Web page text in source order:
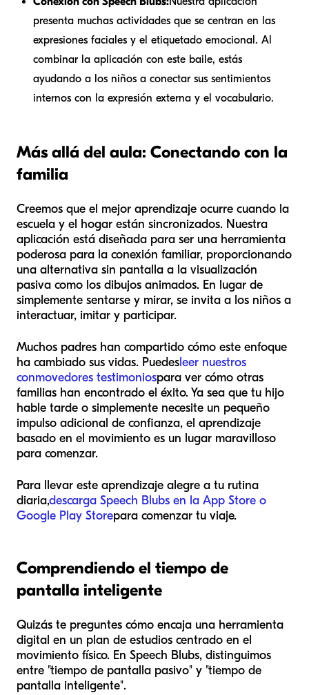
presenta muchas actividades que se centran en las
expresiones faciales y el etiquetado emocional. Al
combinar la aplicación con este baile, estás
ayudando a los niños a conectar sus sentimientos
internos con la expresión externa y el vocabulario.
Más allá del aula: Conectando con la
familia
Creemos que el mejor aprendizaje ocurre cuando la
escuela y el hogar están sincronizados. Nuestra
aplicación está diseñada para ser una herramienta
poderosa para la conexión familiar, proporcionando
una alternativa sin pantalla a la visualización
pasiva como los dibujos animados. En lugar de
simplemente sentarse y mirar, se invita a los niños a
interactuar, imitar y participar.
Muchos padres han compartido cómo este enfoque
ha cambiado sus vidas. Puedesleer nuestros
conmovedores testimoniospara ver cómo otras
familias han encontrado el éxito. Ya sea que tu hijo
hable tarde o simplemente necesite un pequeño
impulso adicional de confianza, el aprendizaje
basado en el movimiento es un lugar maravilloso
para comenzar.
Para llevar este aprendizaje alegre a tu rutina
diaria,descarga Speech Blubs en la App Store o
Google Play Storepara comenzar tu viaje.
Comprendiendo el tiempo de
pantalla inteligente
Quizás te preguntes cómo encaja una herramienta
digital en un plan de estudios centrado en el
movimiento físico. En Speech Blubs, distinguimos
entre "tiempo de pantalla pasivo" y "tiempo de
pantalla inteligente".